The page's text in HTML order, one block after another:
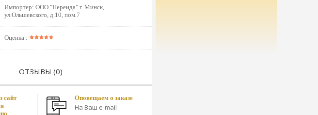
Импортер: ООО "Нереида" г. Минск,
ул.Ольшевского, д.10, пом.7
Оценка :
ОТЗЫВЫ (0)
сайт
Оповещаем о заказе
На Ваш e-mail